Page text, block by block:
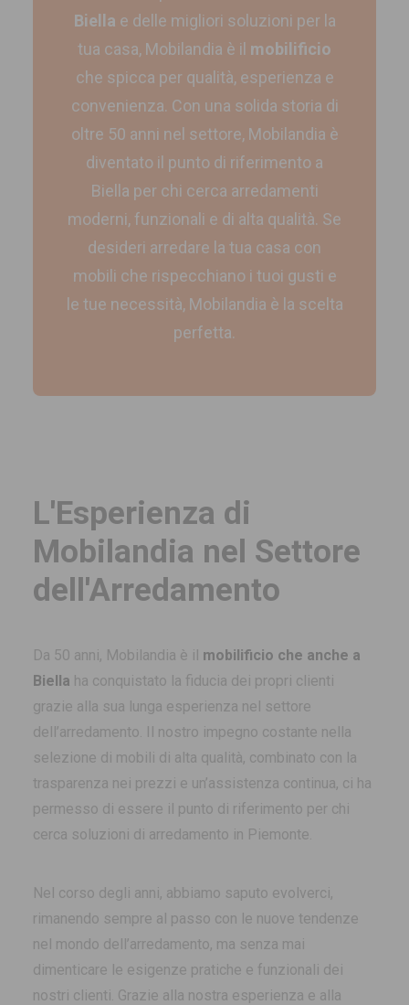
Biella e delle migliori soluzioni per la
tua casa, Mobilandia è il mobilificio
che spicca per qualità, esperienza e
convenienza. Con una solida storia di
oltre 50 anni nel settore, Mobilandia è
diventato il punto di riferimento a
Biella per chi cerca arredamenti
moderni, funzionali e di alta qualità. Se
desideri arredare la tua casa con
mobili che rispecchiano i tuoi gusti e
le tue necessità, Mobilandia è la scelta
perfetta.
L'Esperienza di
Mobilandia nel Settore
dell'Arredamento
Da 50 anni, Mobilandia è il mobilificio che anche a
Biella ha conquistato la fiducia dei propri clienti
grazie alla sua lunga esperienza nel settore
dell’arredamento. Il nostro impegno costante nella
selezione di mobili di alta qualità, combinato con la
trasparenza nei prezzi e un’assistenza continua, ci ha
permesso di essere il punto di riferimento per chi
cerca soluzioni di arredamento in Piemonte.
Nel corso degli anni, abbiamo saputo evolverci,
rimanendo sempre al passo con le nuove tendenze
nel mondo dell’arredamento, ma senza mai
dimenticare le esigenze pratiche e funzionali dei
nostri clienti. Grazie alla nostra esperienza e alla